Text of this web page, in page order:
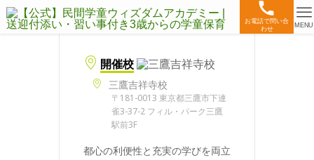
お電話で問い合
わせ
MENU
開催校
三鷹吉祥寺校
〒181-0013 東京都三鷹市下連
雀3-37-2 フィル・パーク三鷹
駅前3F
都心の利便性と充実の学びを両立